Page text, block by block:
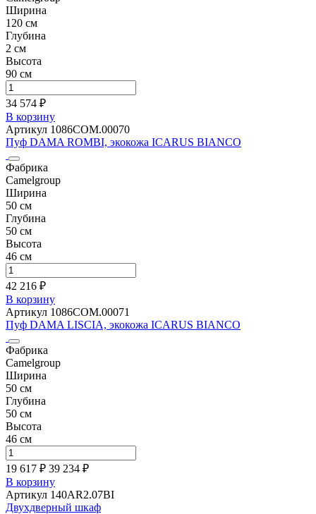
Ширина
120 см
Глубина
2 см
Высота
90 см
34 574 ₽
В корзину
Артикул 1086COM.00070
Пуф DAMA ROMBI, экокожа ICARUS BIANCO
Фабрика
Camelgroup
Ширина
50 см
Глубина
50 см
Высота
46 см
42 216 ₽
В корзину
Артикул 1086COM.00071
Пуф DAMA LISCIA, экокожа ICARUS BIANCO
Фабрика
Camelgroup
Ширина
50 см
Глубина
50 см
Высота
46 см
19 617 ₽ 39 234 ₽
В корзину
Артикул 140AR2.07BI
Двухдверный шкаф